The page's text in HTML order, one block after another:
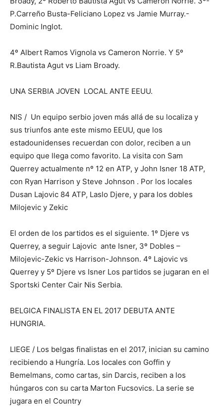
P.Carreño Busta-Feliciano Lopez vs Jamie Murray.-
Dominic Inglot.
4º Albert Ramos Vignola vs Cameron Norrie. Y 5º
R.Bautista Agut vs Liam Broady.
UNA SERBIA JOVEN LOCAL ANTE EEUU.
NIS / Un equipo serbio joven más allá de su localiza y
sus triunfos ante este mismo EEUU, que los
estadounidenses recuerdan con dolor, reciben a un
equipo que llega como favorito. La visita con Sam
Querrey actualmente nº 12 en ATP, y John Isner 18 ATP,
con Ryan Harrison y Steve Johnson . Por los locales
Dusan Lajovic 84 ATP, Laslo Djere, y para los dobles
Milojevic y Zekic
El orden de los partidos es el siguiente. 1º Djere vs
Querrey, a seguir Lajovic ante Isner, 3º Dobles –
Milojevic-Zekic vs Harrison-Johnson. 4º Lajovic vs
Querrey y 5º Djere vs Isner Los partidos se jugaran en el
Sportski Center Cair Nis Serbia.
BELGICA FINALISTA EN EL 2017 DEBUTA ANTE
HUNGRIA.
LIEGE / Los belgas finalistas en el 2017, inician su camino
recibiendo a Hungría. Los locales con Goffin y
Bemelmans, como cartas, sin Darcis, reciben a los
húngaros con su carta Marton Fucsovics. La serie se
jugara en el Country